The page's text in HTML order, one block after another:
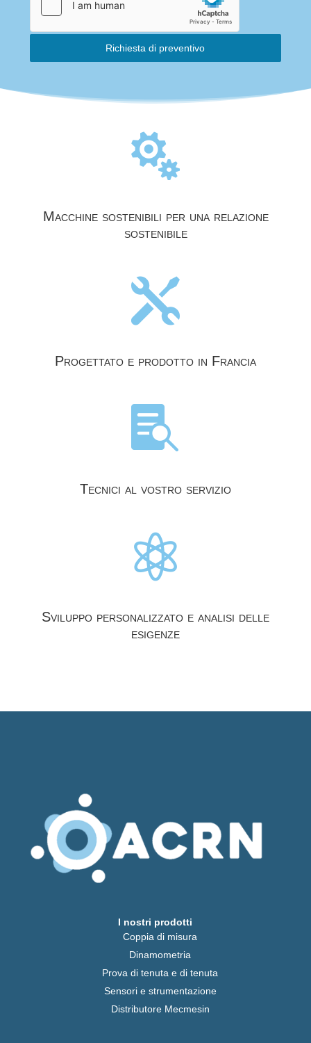
Richiesta di preventivo

Macchine sostenibili per una relazione
sostenibile

Progettato e prodotto in Francia

Tecnici al vostro servizio

Sviluppo personalizzato e analisi delle
esigenze
I nostri prodotti
Coppia di misura
Dinamometria
Prova di tenuta e di tenuta
Sensori e strumentazione
Distributore Mecmesin